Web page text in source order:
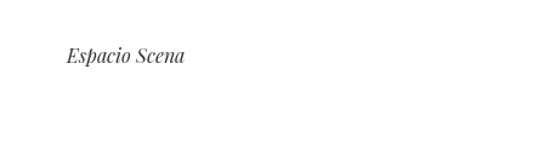
Espacio Scena